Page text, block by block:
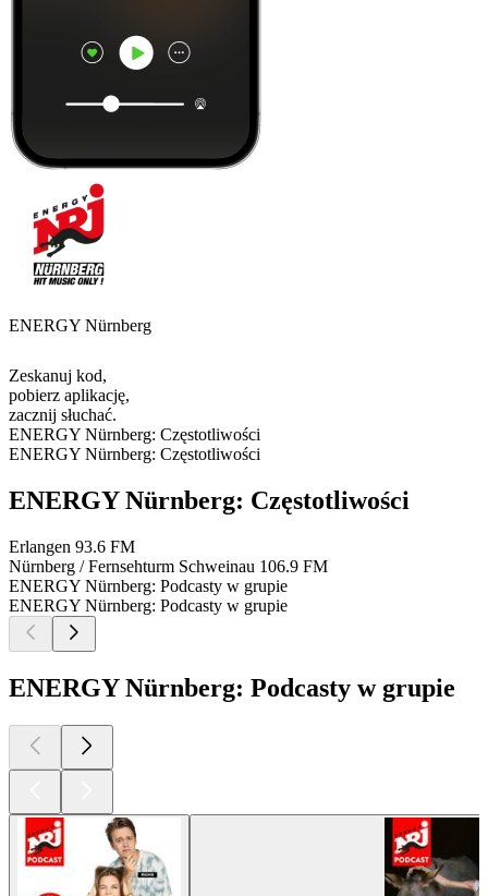
ENERGY Nürnberg
Zeskanuj kod,
pobierz aplikację,
zacznij słuchać.
ENERGY Nürnberg: Częstotliwości
ENERGY Nürnberg: Częstotliwości
ENERGY Nürnberg: Częstotliwości
Erlangen 93.6 FM
Nürnberg / Fernsehturm Schweinau 106.9 FM
ENERGY Nürnberg: Podcasty w grupie
ENERGY Nürnberg: Podcasty w grupie
ENERGY Nürnberg: Podcasty w grupie